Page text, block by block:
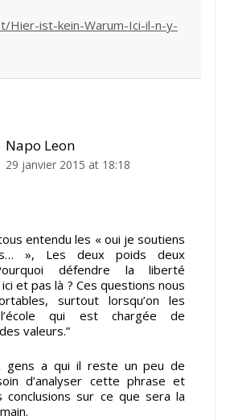
Hier-ist-kein-Warum-Ici-il-n-y-
Napo Leon
29 janvier 2015 at 18:18
entendu les « oui je soutiens
», Les deux poids deux
défendre la liberté
et pas là ? Ces questions nous
surtout lorsqu’on les
qui est chargée de
valeurs.”
gens a qui il reste un peu de
d’analyser cette phrase et
conclusions sur ce que sera la